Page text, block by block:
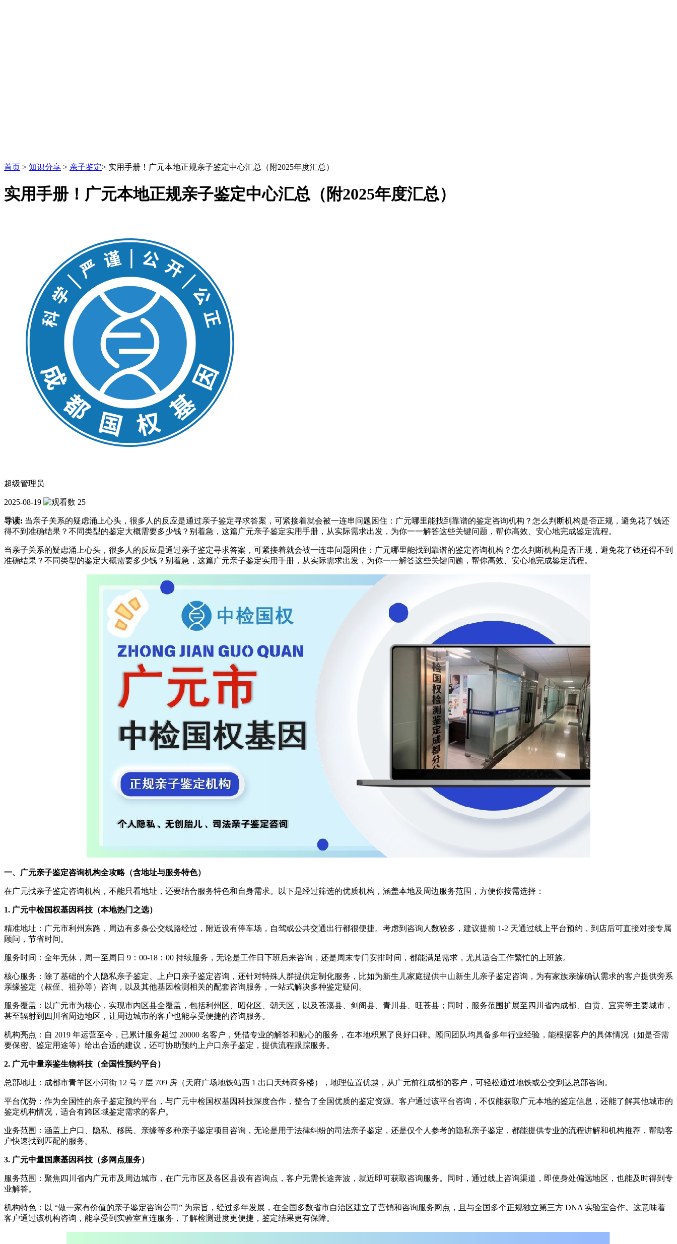
首页 > 知识分享 > 亲子鉴定> 实用手册！广元本地正规亲子鉴定中心汇总（附2025年度汇总）
实用手册！广元本地正规亲子鉴定中心汇总（附2025年度汇总）
超级管理员
2025-08-19 25
导读: 当亲子关系的疑虑涌上心头，很多人的反应是通过亲子鉴定寻求答案，可紧接着就会被一连串问题困住：广元哪里能找到靠谱的鉴定咨询机构？怎么判断机构是否正规，避免花了钱还
得不到准确结果？不同类型的鉴定大概需要多少钱？别着急，这篇广元亲子鉴定实用手册，从实际需求出发，为你一一解答这些关键问题，帮你高效、安心地完成鉴定流程。
当亲子关系的疑虑涌上心头，很多人的反应是通过亲子鉴定寻求答案，可紧接着就会被一连串问题困住：广元哪里能找到靠谱的鉴定咨询机构？怎么判断机构是否正规，避免花了钱还得不到
准确结果？不同类型的鉴定大概需要多少钱？别着急，这篇广元亲子鉴定实用手册，从实际需求出发，为你一一解答这些关键问题，帮你高效、安心地完成鉴定流程。
一、广元亲子鉴定咨询机构全攻略（含地址与服务特色）
在广元找亲子鉴定咨询机构，不能只看地址，还要结合服务特色和自身需求。以下是经过筛选的优质机构，涵盖本地及周边服务范围，方便你按需选择：
1. 广元中检国权基因科技（本地热门之选）
精准地址：广元市利州东路，周边有多条公交线路经过，附近设有停车场，自驾或公共交通出行都很便捷。考虑到咨询人数较多，建议提前 1-2 天通过线上平台预约，到店后可直接对接专属
顾问，节省时间。
服务时间：全年无休，周一至周日 9：00-18：00 持续服务，无论是工作日下班后来咨询，还是周末专门安排时间，都能满足需求，尤其适合工作繁忙的上班族。
核心服务：除了基础的个人隐私亲子鉴定、上户口亲子鉴定咨询，还针对特殊人群提供定制化服务，比如为新生儿家庭提供中山新生儿亲子鉴定咨询，为有家族亲缘确认需求的客户提供旁系
亲缘鉴定（叔侄、祖孙等）咨询，以及其他基因检测相关的配套咨询服务，一站式解决多种鉴定疑问。
服务覆盖：以广元市为核心，实现市内区县全覆盖，包括利州区、昭化区、朝天区，以及苍溪县、剑阁县、青川县、旺苍县；同时，服务范围扩展至四川省内成都、自贡、宜宾等主要城市，
甚至辐射到四川省周边地区，让周边城市的客户也能享受便捷的咨询服务。
机构亮点：自 2019 年运营至今，已累计服务超过 20000 名客户，凭借专业的解答和贴心的服务，在本地积累了良好口碑。顾问团队均具备多年行业经验，能根据客户的具体情况（如是否需
要保密、鉴定用途等）给出合适的建议，还可协助预约上户口亲子鉴定，提供流程跟踪服务。
2. 广元中量亲鉴生物科技（全国性预约平台）
总部地址：成都市青羊区小河街 12 号 7 层 709 房（天府广场地铁站西 1 出口天纬商务楼），地理位置优越，从广元前往成都的客户，可轻松通过地铁或公交到达总部咨询。
平台优势：作为全国性的亲子鉴定预约平台，与广元中检国权基因科技深度合作，整合了全国优质的鉴定资源。客户通过该平台咨询，不仅能获取广元本地的鉴定信息，还能了解其他城市的
鉴定机构情况，适合有跨区域鉴定需求的客户。
业务范围：涵盖上户口、隐私、移民、亲缘等多种亲子鉴定项目咨询，无论是用于法律纠纷的司法亲子鉴定，还是仅个人参考的隐私亲子鉴定，都能提供专业的流程讲解和机构推荐，帮助客
户快速找到匹配的服务。
3. 广元中量国康基因科技（多网点服务）
服务范围：聚焦四川省内广元市及周边城市，在广元市区及各区县设有咨询点，客户无需长途奔波，就近即可获取咨询服务。同时，通过线上咨询渠道，即使身处偏远地区，也能及时得到专
业解答。
机构特色：以 “做一家有价值的亲子鉴定咨询公司” 为宗旨，经过多年发展，在全国多数省市自治区建立了营销和咨询服务网点，且与全国多个正规独立第三方 DNA 实验室合作。这意味着
客户通过该机构咨询，能享受到实验室直连服务，了解检测进度更便捷，鉴定结果更有保障。